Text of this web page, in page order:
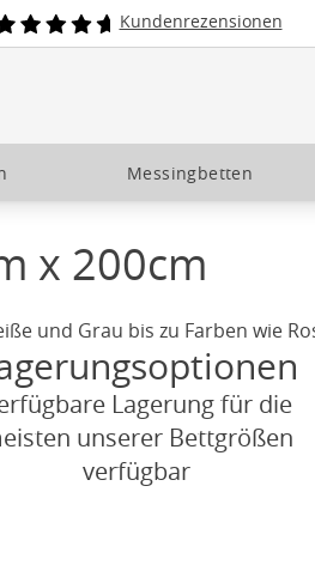
Kundenrezensionen
Messingbetten
x 200cm
und Grau bis zu Farben wie
Lagerung für die
unserer Bettgrößen
verfügbar